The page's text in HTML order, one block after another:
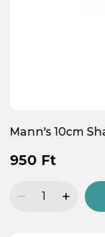
Mann's 10cm
950 Ft